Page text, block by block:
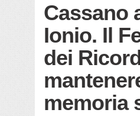
Cassano
Ionio. Il
dei
memoria